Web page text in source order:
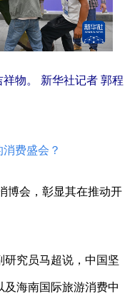
物。 新华社记者 郭程
费盛会？
会，彰显其在推动开
究员马超说，中国坚
海南国际旅游消费中